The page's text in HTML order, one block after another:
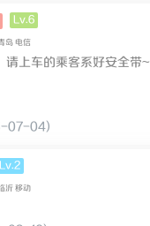
Lv.6
岛 电信
请上车的乘客系好安全带~
07-04)
Lv.2
沂 移动